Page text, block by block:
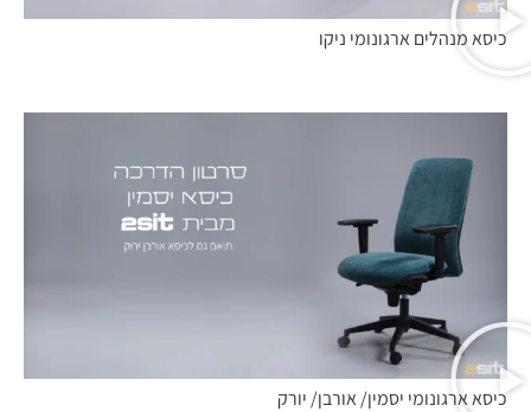
כיסא מנהלים ארגונומי ניקו
כיסא ארגונומי יסמין/ אורבן/ יורק